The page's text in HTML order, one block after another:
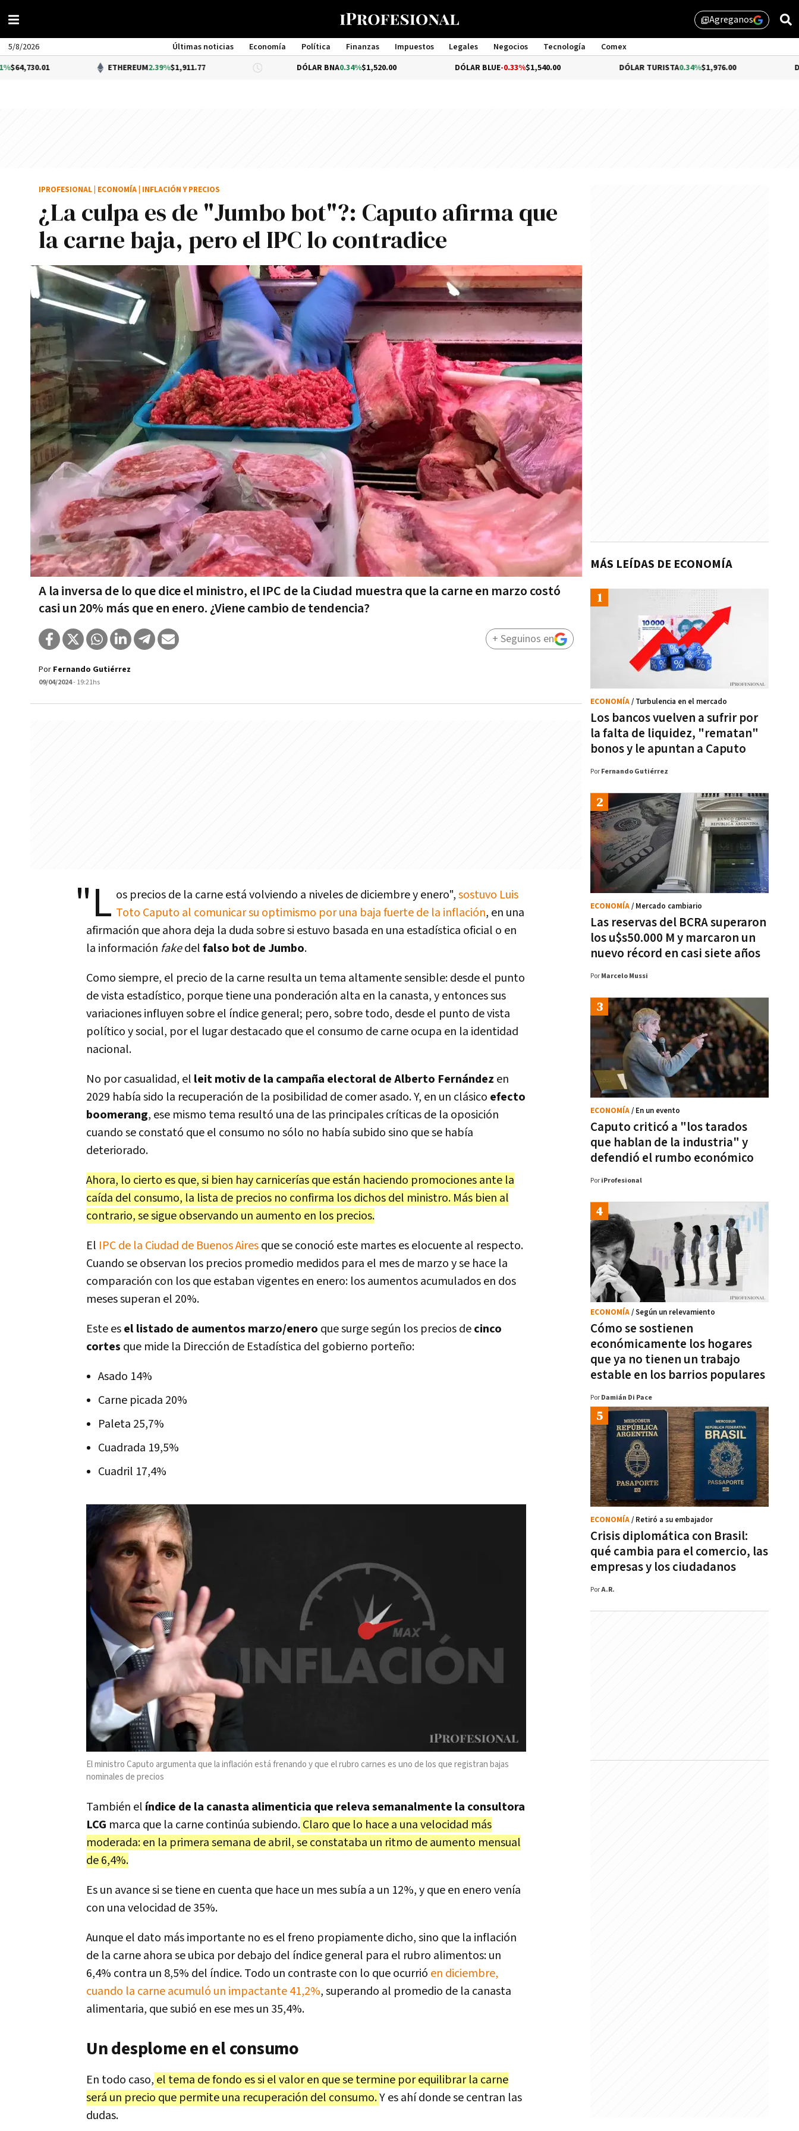
library_addAgreganos
5/8/2026 Últimas noticias Economía Política Finanzas Impuestos Legales Negocios Tecnología
Comex
Management
2.39%$1,911.77 DÓLAR BNA 0.34%$1,520.00 -0.33%$1,540.00 DÓLAR TURISTA0.34%$1,976.00 -
¿La culpa es de "Jumbo bot"?: Caputo afirma que
la carne baja, pero el IPC lo contradice
A la inversa de lo que dice el ministro, el IPC de la Ciudad muestra que la carne en marzo costó
casi un 20% más que en enero. ¿Viene cambio de tendencia?
IPROFESIONAL ECONOMÍA INFLACIÓN Y PRECIOS
Por Fernando Gutiérrez
09/04/2024- 19:21hs
+ Seguinos en
"L os precios de la carne está volviendo a niveles de diciembre y enero",sostuvo Luis
Toto Caputo al comunicar su optimismo por una baja fuerte de la inflación, en una
afirmación que ahora deja la duda sobre si estuvo basada en una estadística oficial o en
la información fakedelfalso bot de Jumbo.
Como siempre, el precio de la carne resulta un tema altamente sensible: desde el punto
de vista estadístico, porque tiene una ponderación alta en la canasta, y entonces sus
variaciones influyen sobre el índice general; pero, sobre todo, desde el punto de vista
político y social, por el lugar destacado que el consumo de carne ocupa en la identidad
nacional.
No por casualidad, el leit motiv de la campaña electoral de Alberto Fernández en
2029 había sido la recuperación de la posibilidad de comer asado. Y, en un clásico efecto
boomerang, ese mismo tema resultó una de las principales críticas de la oposición
cuando se constató que el consumo no sólo no había subido sino que se había
deteriorado.
Ahora, lo cierto es que, si bien hay carnicerías que están haciendo promociones ante la
caída del consumo, la lista de precios no confirma los dichos del ministro. Más bien al
contrario, se sigue observando un aumento en los precios.
El IPC de la Ciudad de Buenos Airesque se conoció este martes es elocuente al respecto.
Cuando se observan los precios promedio medidos para el mes de marzo y se hace la
comparación con los que estaban vigentes en enero: los aumentos acumulados en dos
meses superan el 20%.
Este esel listado de aumentos marzo/enero que surge según los precios decinco
cortes que mide la Dirección de Estadística del gobierno porteño:
Asado 14%
Carne picada 20%
Paleta 25,7%
Cuadrada 19,5%
Cuadril 17,4%
El ministro Caputo argumenta que la inflación está frenando y que el rubro carnes es uno de los que registran bajas
nominales de precios
También el índice de la canasta alimenticia que releva semanalmente la consultora
LCG marca que la carne continúa subiendo.Claro que lo hace a una velocidad más
moderada: en la primera semana de abril, se constataba un ritmo de aumento mensual
de 6,4%.
Es un avance si se tiene en cuenta que hace un mes subía a un 12%, y que en enero venía
con una velocidad de 35%.
Aunque el dato más importante no es el freno propiamente dicho, sino que la inflación
de la carne ahora se ubica por debajo del índice general para el rubro alimentos: un
6,4% contra un 8,5% del índice. Todo un contraste con lo que ocurrió en diciembre,
cuando la carne acumuló un impactante 41,2%, superando al promedio de la canasta
alimentaria, que subió en ese mes un 35,4%.
Un desplome en el consumo
En todo caso, el tema de fondo es si el valor en que se termine por equilibrar la carne
será un precio que permite una recuperación del consumo.Y es ahí donde se centran las
dudas.
MÁS LEÍDAS DE ECONOMÍA
Los bancos vuelven a sufrir por
la falta de liquidez, "rematan"
bonos y le apuntan a Caputo
ECONOMÍA/ Turbulencia en el mercado
Por Fernando Gutiérrez
Las reservas del BCRA superaron
los u$s50.000 M y marcaron un
nuevo récord en casi siete años
ECONOMÍA/ Mercado cambiario
Por Marcelo Mussi
Caputo criticó a "los tarados
que hablan de la industria" y
defendió el rumbo económico
ECONOMÍA/ En un evento
Por iProfesional
Cómo se sostienen
económicamente los hogares
que ya no tienen un trabajo
estable en los barrios populares
ECONOMÍA/ Según un relevamiento
Por Damián Di Pace
Crisis diplomática con Brasil:
qué cambia para el comercio, las
empresas y los ciudadanos
ECONOMÍA/ Retiró a su embajador
PorA.R.